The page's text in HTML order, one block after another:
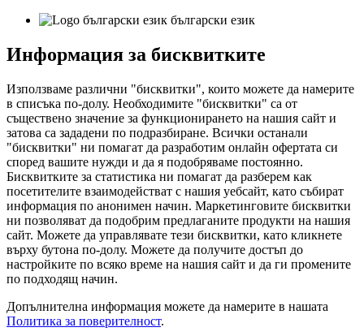
български език
Информация за бисквитките
Използваме различни "бисквитки", които можете да намерите
в списъка по-долу. Необходимите "бисквитки" са от
съществено значение за функционирането на нашия сайт и
затова са зададени по подразбиране. Всички останали
"бисквитки" ни помагат да разработим онлайн офертата си
според вашите нужди и да я подобряваме постоянно.
Бисквитките за статистика ни помагат да разберем как
посетителите взаимодействат с нашия уебсайт, като събират
информация по анонимен начин. Маркетинговите бисквитки
ни позволяват да подобрим предлаганите продукти на нашия
сайт. Можете да управлявате тези бисквитки, като кликнете
върху бутона по-долу. Можете да получите достъп до
настройките по всяко време на нашия сайт и да ги промените
по подходящ начин.
Допълнителна информация можете да намерите в нашата
Политика за поверителност.